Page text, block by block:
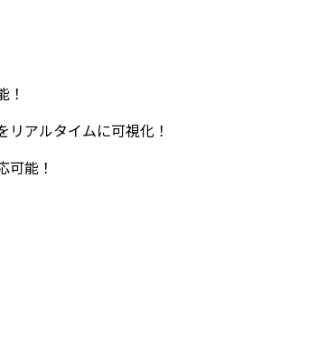
！
アルタイムに可視化！
可能！